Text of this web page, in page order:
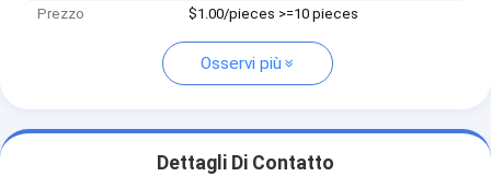
Prezzo $1.00/pieces >=10 pieces
Osservi più
Dettagli Di Contatto